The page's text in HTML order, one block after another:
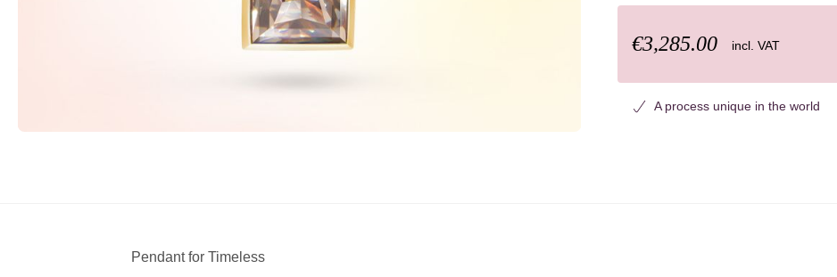
€3,285.00 incl. VAT
A process unique in the world
Pendant for Timeless